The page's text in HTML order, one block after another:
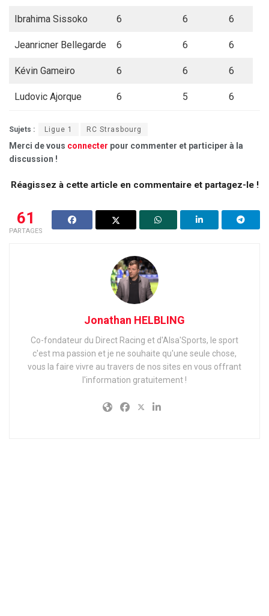
Ibrahima Sissoko 6 6 6
Jeanricner Bellegarde 6 6 6
Kévin Gameiro 6 6 6
Ludovic Ajorque 6 5 6
Sujets : Ligue 1 RC Strasbourg
Merci de vous connecter pour commenter et participer à la
discussion !
Réagissez à cette article en commentaire et partagez-le !
61
PARTAGES
Jonathan HELBLING
Co-fondateur du Direct Racing et d'Alsa'Sports, le sport
c'est ma passion et je ne souhaite qu'une seule chose,
vous la faire vivre au travers de nos sites en vous offrant
l'information gratuitement !